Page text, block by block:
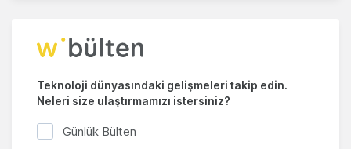
Teknoloji dünyasındaki gelişmeleri takip edin.
Neleri size ulaştırmamızı istersiniz?
Günlük Bülten